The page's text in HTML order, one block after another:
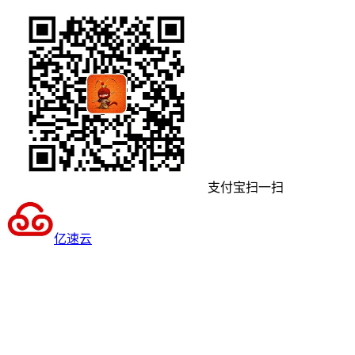
支付宝扫一扫
亿速云